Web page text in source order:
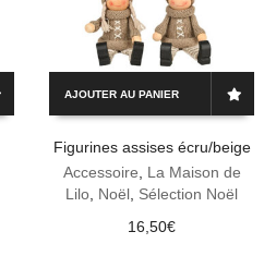
AJOUTER AU PANIER
Figurines assises écru/beige
Accessoire, La Maison de
Lilo, Noël, Sélection Noël
16,50€